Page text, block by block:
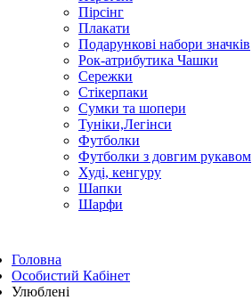
Пірсінг
Плакати
Подарункові набори значків
Рок-атрибутика Чашки
Сережки
Стікерпаки
Сумки та шопери
Туніки,Легінси
Футболки
Футболки з довгим рукавом
Худі, кенгуру
Шапки
Шарфи
Головна
Особистий Кабінет
Улюблені